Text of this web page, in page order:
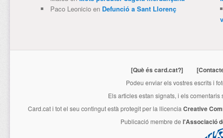
Paco Leonicioen Defunció a Sant Llorenç
[Què és card.cat?]
Podeu enviar els vostres escrits i
Els articles estan signats, i els
Card.cati tot el seu contingut està protegit per la llicencia Creative
Publicació membre de l'Associació